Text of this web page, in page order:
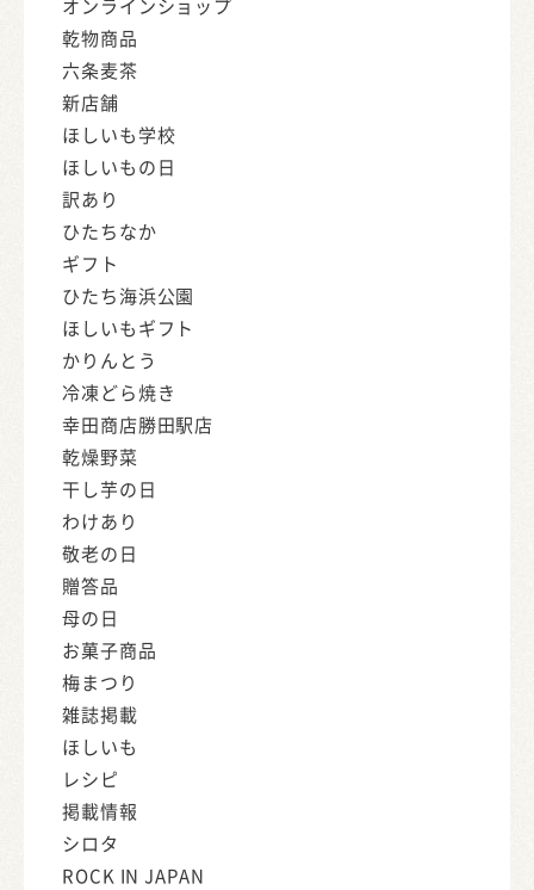
オンラインショップ
乾物商品
六条麦茶
新店舗
ほしいも学校
ほしいもの日
訳あり
ひたちなか
ギフト
ひたち海浜公園
ほしいもギフト
かりんとう
冷凍どら焼き
幸田商店勝田駅店
乾燥野菜
干し芋の日
わけあり
敬老の日
贈答品
母の日
お菓子商品
梅まつり
雑誌掲載
ほしいも
レシピ
掲載情報
シロタ
ROCK IN JAPAN